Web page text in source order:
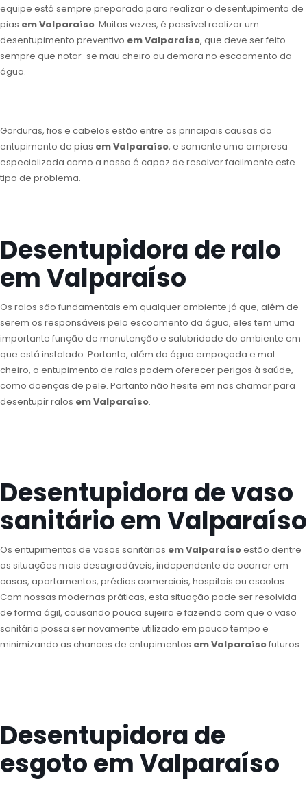
equipe está sempre preparada para realizar o desentupimento de
pias em Valparaíso. Muitas vezes, é possível realizar um
desentupimento preventivo em Valparaíso, que deve ser feito
sempre que notar-se mau cheiro ou demora no escoamento da
água.
Gorduras, fios e cabelos estão entre as principais causas do
entupimento de pias em Valparaíso, e somente uma empresa
especializada como a nossa é capaz de resolver facilmente este
tipo de problema.
Desentupidora de ralo
em Valparaíso
Os ralos são fundamentais em qualquer ambiente já que, além de
serem os responsáveis pelo escoamento da água, eles tem uma
importante função de manutenção e salubridade do ambiente em
que está instalado. Portanto, além da água empoçada e mal
cheiro, o entupimento de ralos podem oferecer perigos à saúde,
como doenças de pele. Portanto não hesite em nos chamar para
desentupir ralos em Valparaíso.
Desentupidora de vaso
sanitário em Valparaíso
Os entupimentos de vasos sanitários em Valparaísoestão dentre
as situações mais desagradáveis, independente de ocorrer em
casas, apartamentos, prédios comerciais, hospitais ou escolas.
Com nossas modernas práticas, esta situação pode ser resolvida
de forma ágil, causando pouca sujeira e fazendo com que o vaso
sanitário possa ser novamente utilizado em pouco tempo e
minimizando as chances de entupimentos em Valparaísofuturos.
Desentupidora de
esgoto em Valparaíso